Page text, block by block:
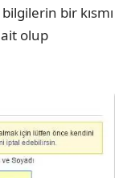
bir kısmı
olup